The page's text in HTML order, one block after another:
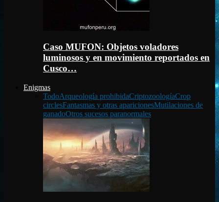
Caso MUFON: Objetos voladores
luminosos y en movimiento reportados en
Cusco…
Enigmas
TodoArqueología prohibidaCriptozoologíaCrop
circlesFantasmas y otras aparicionesMutilaciones de
ganadoOtros sucesos paranormales